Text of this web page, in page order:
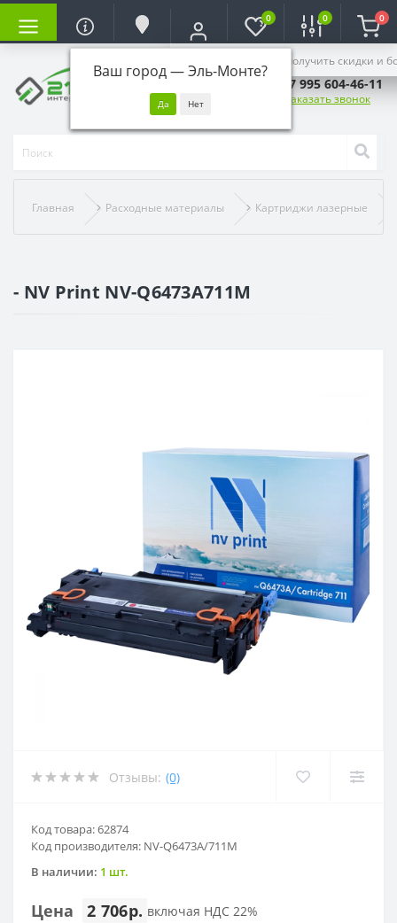
Ваш город —Эль-Монте?
Войдите, чтобы получить скидки и
0 0 0
+7 995 604-46-11
Заказать звонок
Главная Расходные материалы Картриджи лазерные
- NV Print NV-Q6473A711M
Отзывы: (0)
Код товара: 62874
Код производителя: NV-Q6473A/711M
В наличии: 1 шт.
Цена 2 706р. включая НДС 22%